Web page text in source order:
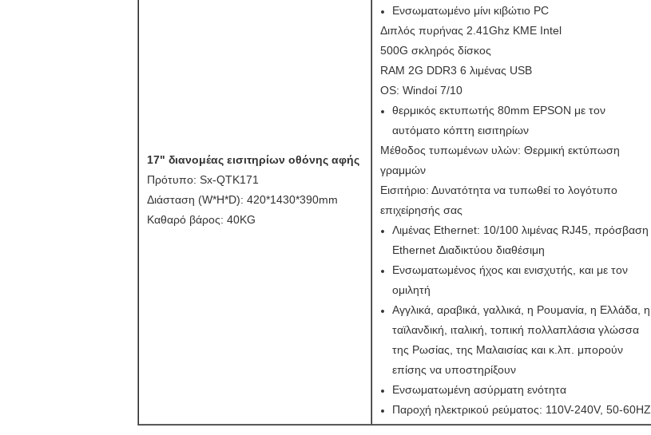
17" διανομέας εισιτηρίων οθόνης αφής
Πρότυπο: Sx-QTK171
Διάσταση (W*H*D): 420*1430*390mm
Καθαρό βάρος: 40KG
Ενσωματωμένο μίνι κιβώτιο PC
Διπλός πυρήνας 2.41Ghz ΚΜΕ Intel
500G σκληρός δίσκος
RAM 2G DDR3 6 λιμένας USB
OS: Windοί 7/10
θερμικός εκτυπωτής 80mm EPSON με τον
αυτόματο κόπτη εισιτηρίων
Μέθοδος τυπωμένων υλών: Θερμική εκτύπωση
γραμμών
Εισιτήριο: Δυνατότητα να τυπωθεί το λογότυπο
επιχείρησής σας
Λιμένας Ethernet: 10/100 λιμένας RJ45, πρόσβαση
Ethernet Διαδικτύου διαθέσιμη
Ενσωματωμένος ήχος και ενισχυτής, και με τον
ομιλητή
Αγγλικά, αραβικά, γαλλικά, η Ρουμανία, η Ελλάδα, η
ταϊλανδική, ιταλική, τοπική πολλαπλάσια γλώσσα
της Ρωσίας, της Μαλαισίας και κ.λπ. μπορούν
επίσης να υποστηρίξουν
Ενσωματωμένη ασύρματη ενότητα
Παροχή ηλεκτρικού ρεύματος: 110V-240V, 50-60HZ